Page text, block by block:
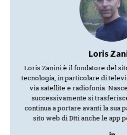
Loris
Loris Zanini è il fondatore del
tecnologia, in particolare di
via satellite e radiofonia.
successivamente si
continua a portare avanti la sua
sito web di Dtti anche le app